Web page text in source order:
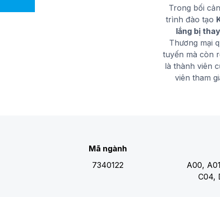
Trong bối
trình đào tạo
lắng bị
Thương mại
tuyến mà còn
là thành viên
viên tham
Mã ngành
7340122
A00,
C04,